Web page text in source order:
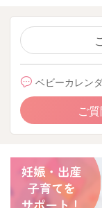
ベビーカレン
ご